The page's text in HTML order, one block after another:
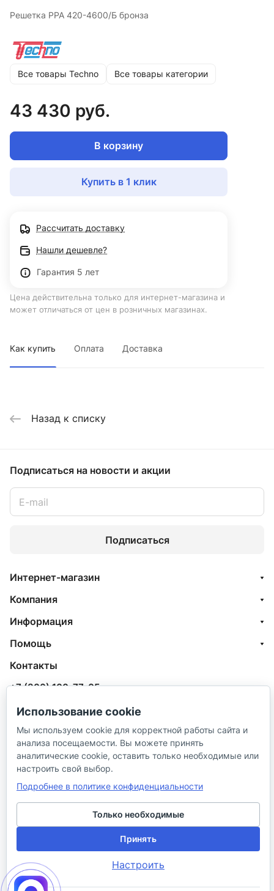
Решетка РРА 420-4600/Б бронза
Все товары Techno Все товары категории
43 430 руб.
В корзину
Купить в 1 клик
Рассчитать доставку
Нашли дешевле?
Гарантия 5 лет
Цена действительна только для интернет-магазина и
может отличаться от цен в розничных магазинах.
Как купить Оплата Доставка
Назад к списку
Подписаться на новости и акции
Подписаться
Интернет-магазин
Компания
Информация
Помощь
Контакты
+7 (800) 100-77-05
info@aquatehnik.com
г. Краснодар (Центр),
ул. Чкалова, 167
© 2026 ИП Сибирцев И. В.
Политика в отношении песональных
данных
Использование cookie
Мы используем cookie для корректной работы сайта и
анализа посещаемости. Вы можете принять
аналитические cookie, оставить только необходимые или
настроить свой выбор.
Подробнее в политике конфиденциальности
Только необходимые
Принять
Настроить